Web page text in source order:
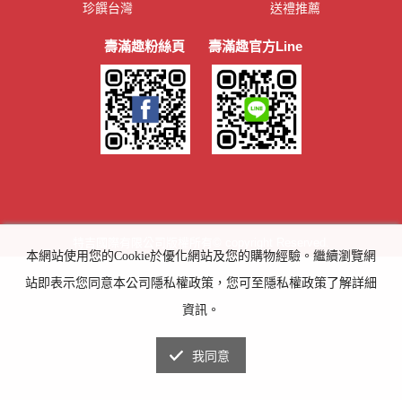
珍饌台灣
送禮推薦
壽滿趣粉絲頁 壽滿趣官方Line
本網站使用您的Cookie於優化網站及您的購物經驗。繼續瀏覽網
站即表示您同意本公司隱私權政策，您可至隱私權政策了解詳細
資訊。
我同意